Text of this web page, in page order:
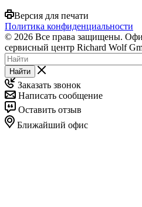
Версия для печати
Политика конфиденциальности
© 2026 Все права защищены.
сервисный центр Richard Wolf
Найти
Заказать звонок
Написать сообщение
Оставить отзыв
Ближайший офис